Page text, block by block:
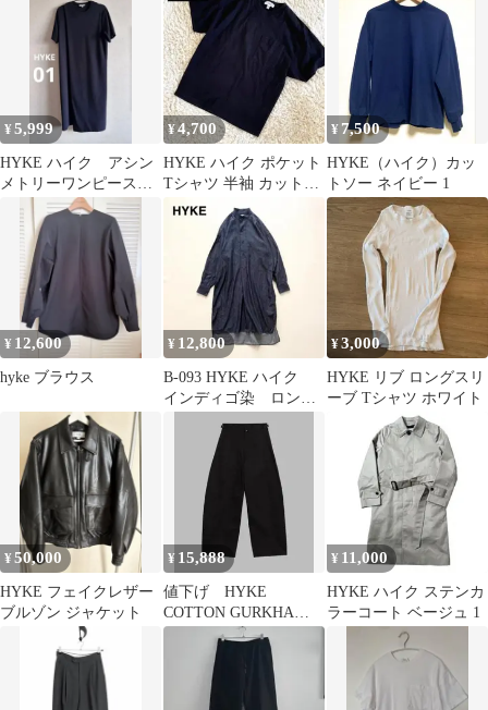
¥5,999
HYKE ハイク アシン
メトリーワンピース
ネイビー
¥4,700
HYKE ハイク ポケット
Tシャツ 半袖 カットソ
ー ブラック サイズ2
¥ 7,500
HYKE（ハイク）カッ
トソー ネイビー 1
¥ 12,600
hyke ブラウス
¥ 12,800
B-093 HYKE ハイク
インディゴ染 ロング
¥3,000
HYKE リブ ロングスリ
ーブ Tシャツ ホワイト
¥50,000
HYKE フェイクレザー
ブルゾン ジャケット
¥ 15,888
値下げ HYKE
COTTON GURKHA
PANTS
¥ 11,000
HYKE ハイク ステンカ
ラーコート ベージュ 1